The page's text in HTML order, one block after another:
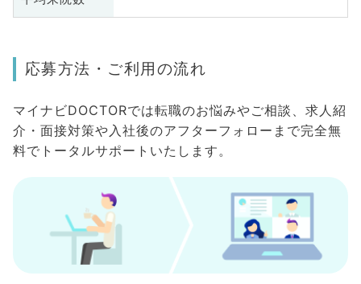
応募方法・ご利用の流れ
マイナビDOCTORでは転職のお悩みやご相談、求人紹
介・面接対策や入社後のアフターフォローまで完全無
料でトータルサポートいたします。